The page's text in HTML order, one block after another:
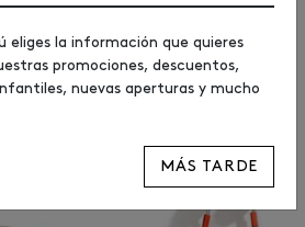
eliges la información que quieres
promociones, descuentos,
nuevas aperturas y mucho
MÁS TARDE